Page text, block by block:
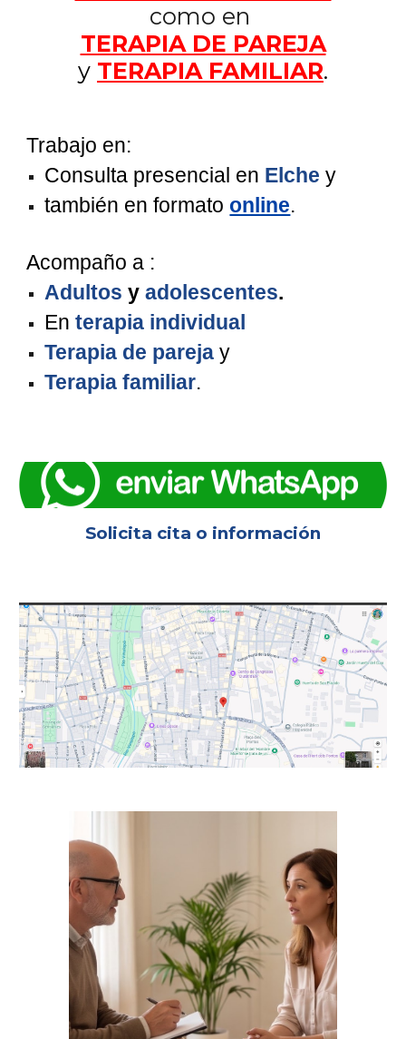
como en
TERAPIA DE PAREJA
y TERAPIA FAMILIAR.
Trabajo en:
Consulta presencial en Elche y
también en formato online.
Acompaño a :
Adultosyadolescentes.
Enterapia individual
Terapia de pareja y
Terapia familiar.
Solicita cita o información